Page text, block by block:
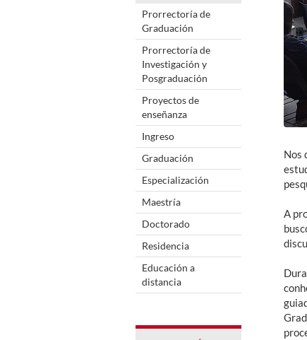
Prorrectoría de
Graduación
Prorrectoría de
Investigación y
Posgraduación
Proyectos de
enseñanza
Ingreso
Graduación
Especialización
Maestría
Doctorado
Residencia
Educación a
distancia
Nos
A